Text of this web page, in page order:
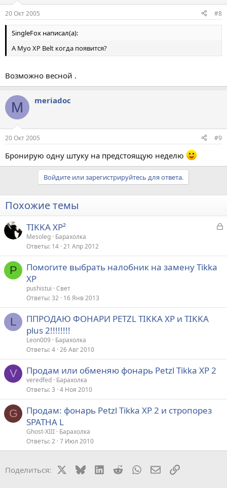
20 Окт 2005 #8
SingleFox написал(а):
А Myo XP Belt когда появится?
Возможно весной .
M meriadoc
20 Окт 2005 #9
Бронирую одну штуку на предстоящую неделю
Войдите или зарегистрируйтесь для ответа.
Похожие темы
З
р
TIKKA XP²
Mesoleg Барахолка
Ответы 14 21 Апр 2012
P
Помогите выбрать налобник на замену Tikka
XP
pushistui Свет
Ответы 32 16 Янв 2013
L
ППРОДАЮ ФОНАРИ PETZL TIKKA XP и TIKKA
plus 2!!!!!!!!
Leon009
Барахолка
Ответы 4 26 Авг 2010
V Продам или обменяю фонарь Petzl Tikka XP 2
veredfed Барахолка
Ответы 3 4 Ноя 2010
G
Продам: фонарь Petzl Tikka XP 2 и стропорез
SPATHA L
Ghost-XIII Барахолка
Ответы 2 7 Июл 2010
Поделиться: BlueskyLinkedIn
RedditWhatsAppЭлектронная
Ссылка